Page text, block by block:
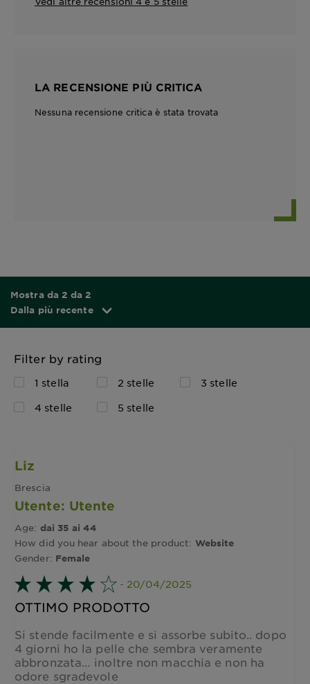
LA RECENSIONE PIÙ CRITICA
Nessuna recensione critica è stata trovata
Mostra da 2 da 2
Dalla più recente
Filter by rating
1 stella 2 stelle
3 stelle
4 stelle
5 stelle
Liz
Brescia
Utente: Utente
Age: dai 35 ai 44
How did you hear about the product: Website
Gender: Female
- 20/04/2025
OTTIMO PRODOTTO
Si stende facilmente e si assorbe subito.. dopo
4 giorni ho la pelle che sembra veramente
abbronzata… inoltre non macchia e non ha
odore sgradevole